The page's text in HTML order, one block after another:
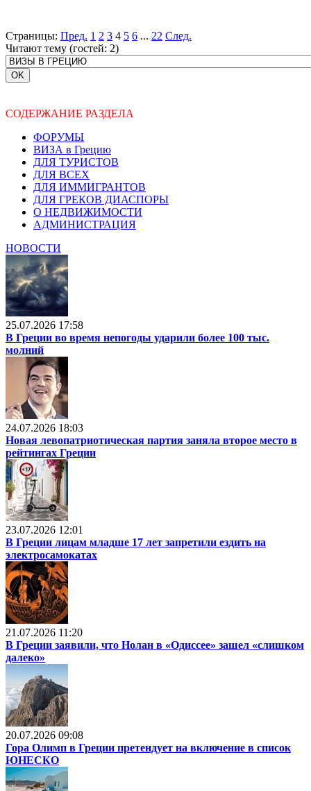
Страницы: Пред. 1 2 3 4 5 6 ... 22 След.
Читают тему (гостей: 2)
СОДЕРЖАНИЕ РАЗДЕЛА
ФОРУМЫ
ВИЗА в Грецию
ДЛЯ ТУРИСТОВ
ДЛЯ ВСЕХ
ДЛЯ ИММИГРАНТОВ
ДЛЯ ГРЕКОВ ДИАСПОРЫ
О НЕДВИЖИМОСТИ
АДМИНИСТРАЦИЯ
НОВОСТИ
25.07.2026 17:58
В Греции во время непогоды ударили более 100 тыс.
молний
24.07.2026 18:03
Новая левопатриотическая партия заняла второе место в
рейтингах Греции
23.07.2026 12:01
В Греции лицам младше 17 лет запретили ездить на
электросамокатах
21.07.2026 11:20
В Греции заявили, что Нолан в «Одиссее» зашел «слишком
далеко»
20.07.2026 09:08
Гора Олимп в Греции претендует на включение в список
ЮНЕСКО